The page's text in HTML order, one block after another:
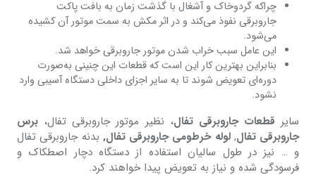
چراکه گردوخاک و آشغال با گذشت زمان به بافت پاکت
جاروبرقی نفوذ می‌کند و در اثر مکش به سمت موتور آن کشیده
می‌شود.
این عامل سبب خراب شدن موتور جاروبرقی خواهد شد.
بنابراین بهترین کار این است که قطعات این چنینی به‌صورت
دوره‌ای تعویض شوند تا به سایر اجزای داخلی دستگاه آسیبی وارد
نشود.
سایر قطعات جاروبرقی تفال، نظیر موتور جاروبرقی تفال، برس
جاروبرقی تفال,لوله خرطومی جاروبرقی تفال, بدنه جاروبرقی تفال
و … نیز در طول سالیان استفاده از دستگاه دچار اصطکاک و
فرسودگی شده و نیاز به تعویض پیدا خواهند کرد.